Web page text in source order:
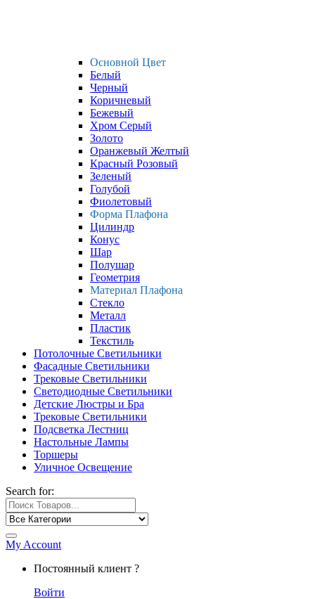
Основной Цвет
Белый
Черный
Коричневый
Бежевый
Хром Серый
Золото
Оранжевый Желтый
Красный Розовый
Зеленый
Голубой
Фиолетовый
Форма Плафона
Цилиндр
Конус
Шар
Полушар
Геометрия
Материал Плафона
Стекло
Металл
Пластик
Текстиль
Потолочные Светильники
Фасадные Светильники
Трековые Светильники
Светодиодные Светильники
Детские Люстры и Бра
Трековые Светильники
Подсветка Лестниц
Настольные Лампы
Торшеры
Уличное Освещение
Search for:
My Account
Постоянный клиент ?
Войти